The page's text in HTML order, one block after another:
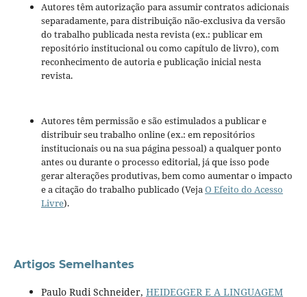
Autores têm autorização para assumir contratos adicionais
separadamente, para distribuição não-exclusiva da versão
do trabalho publicada nesta revista (ex.: publicar em
repositório institucional ou como capítulo de livro), com
reconhecimento de autoria e publicação inicial nesta
revista.
Autores têm permissão e são estimulados a publicar e
distribuir seu trabalho online (ex.: em repositórios
institucionais ou na sua página pessoal) a qualquer ponto
antes ou durante o processo editorial, já que isso pode
gerar alterações produtivas, bem como aumentar o impacto
e a citação do trabalho publicado (VejaO Efeito do Acesso
Livre).
Artigos Semelhantes
Paulo Rudi Schneider, HEIDEGGER E A LINGUAGEM